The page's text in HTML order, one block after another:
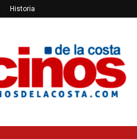
Historia